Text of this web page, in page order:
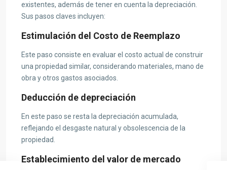
existentes, además de tener en cuenta la depreciación.
Sus pasos claves incluyen:
Estimulación del Costo de Reemplazo
Este paso consiste en evaluar el costo actual de construir
una propiedad similar, considerando materiales, mano de
obra y otros gastos asociados.
Deducción de depreciación
En este paso se resta la depreciación acumulada,
reflejando el desgaste natural y obsolescencia de la
propiedad.
Establecimiento del valor de mercado